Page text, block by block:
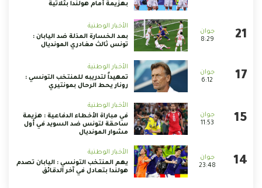
بهزيمة أمام هولندا بثلاثية
8:29
الأخبار الوطنية
بعد الخسارة المذلة ضد اليابان :
تونس ثالث مغادري المونديال
6:12
الأخبار الوطنية
تمهيداً لتدريبه للمنتخب التونسي :
رونار يحط الرحال بمونتيري
11:53
الأخبار الوطنية
في مباراة الأخطاء الدفاعية : هزيمة
ساحقة لتونس ضد السويد في أول
مشوار المونديال
23:48
الأخبار الوطنية
يهم المنتخب التونسي : اليابان تصدم
هولندا بتعادل في آخر الدقائق